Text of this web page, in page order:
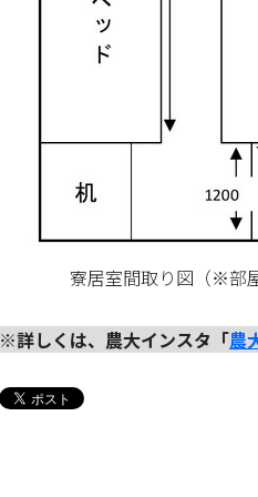
寮居室間取り図（※部屋に
※詳しくは、農大インスタ「農